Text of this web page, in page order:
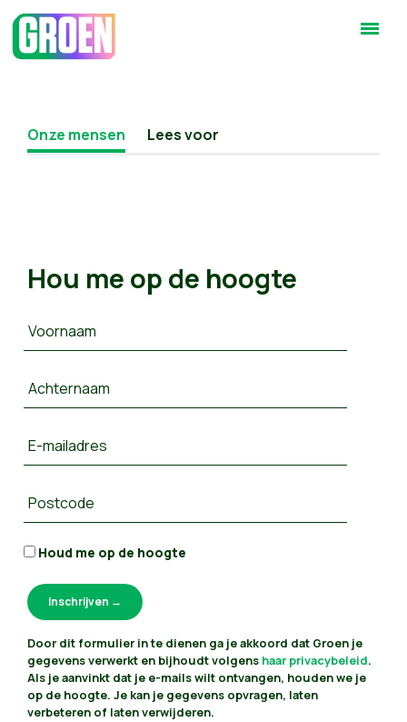
Onze mensen Lees voor
Hou me op de hoogte
Voornaam
Achternaam
E-mailadres
Postcode
Houd me op de hoogte
Door dit formulier in te dienen ga je akkoord dat Groen je
gegevens verwerkt en bijhoudt volgens haar privacybeleid.
Als je aanvinkt dat je e-mails wilt ontvangen, houden we je
op de hoogte. Je kan je gegevens opvragen, laten
verbeteren of laten verwijderen.